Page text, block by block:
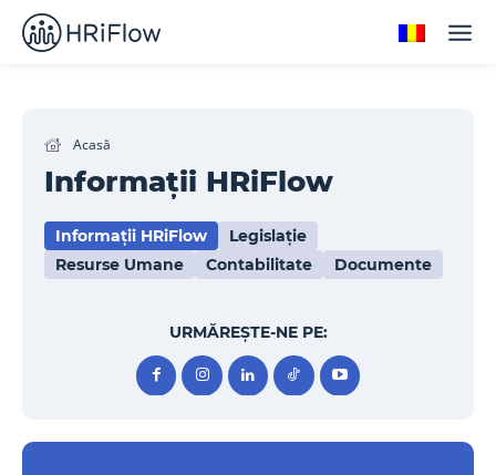
Acasă
Informații HRiFlow
Informații HRiFlow
Legislație
Resurse Umane
Contabilitate Documente
URMĂREȘTE-NE PE: